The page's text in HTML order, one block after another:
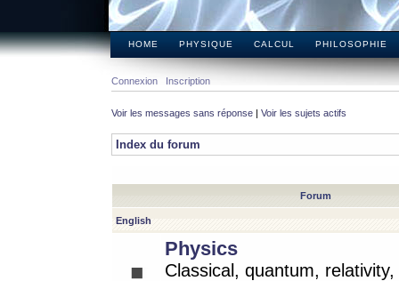
HOME PHYSIQUE CALCUL PHILOSOPHIE
Connexion Inscription
Voir les messages sans réponse | Voir les sujets actifs
Index du forum
Forum
English
Physics
Classical, quantum,